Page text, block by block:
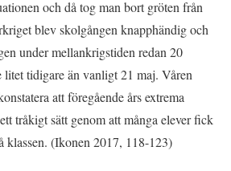
och då tog man bort gröten från
blev skolgången knapphändig och
under mellankrigstiden redan 20
litet tidigare än vanligt 21 maj. Våren
att föregående års extrema
tråkigt sätt genom att många elever fick
klassen. (Ikonen 2017, 118-123)